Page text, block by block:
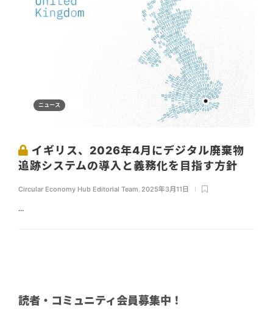
ニュース
イギリス、2026年4月にデジタル廃棄物
追跡システムの導入と義務化を目指す方針
Circular Economy Hub Editorial Team 2025年3月11日
...
読者・コミュニティ会員募集中！